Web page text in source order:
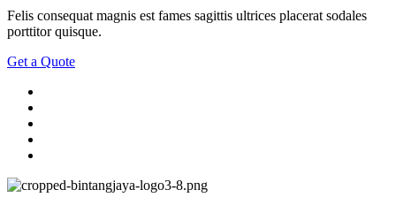
Felis consequat magnis est fames sagittis ultrices placerat sodales
porttitor quisque.
Get a Quote